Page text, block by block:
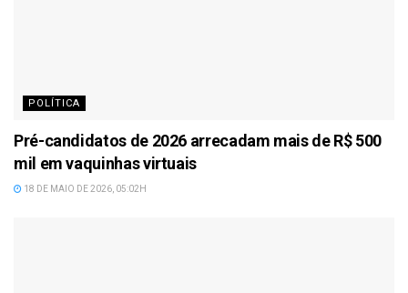
POLÍTICA
Pré-candidatos de 2026 arrecadam mais de R$ 500
mil em vaquinhas virtuais
18 DE MAIO DE 2026, 05:02H